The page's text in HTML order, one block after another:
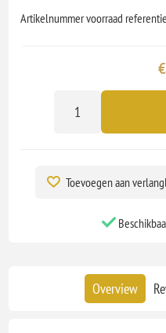
Artikelnummer voorraad
Toevoegen aan
Overview